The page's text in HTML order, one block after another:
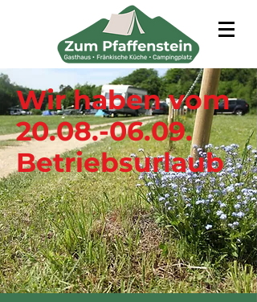
Wir haben vom
20.08.-06.09.
Betriebsurlaub